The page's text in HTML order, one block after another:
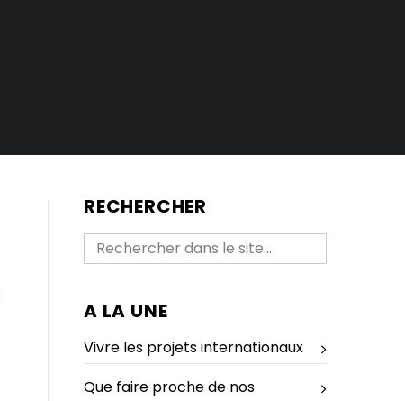
RECHERCHER
A LA UNE
Vivre les projets internationaux
Que faire proche de nos